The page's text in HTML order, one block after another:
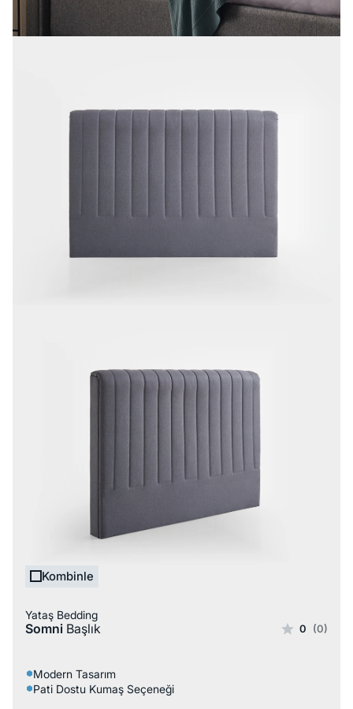
Kombinle
Yataş Bedding
Somni Başlık 0 (0)
Modern Tasarım
Pati Dostu Kumaş Seçeneği